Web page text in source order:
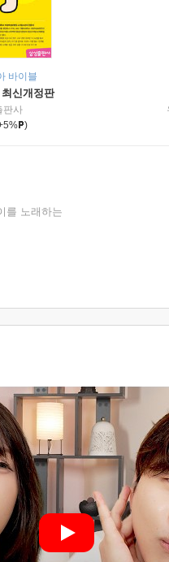
바이블
신개정판
판사
)
를 노래하는